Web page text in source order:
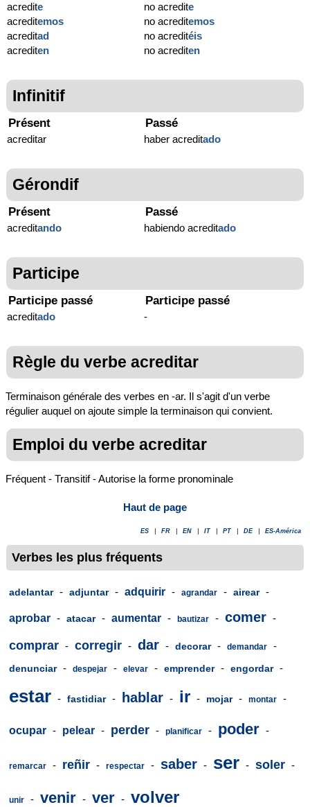
acredite
acreditemos
acreditad
acrediten
no acredite
no acreditemos
no acreditéis
no acrediten
Infinitif
Présent
acreditar
Passé
haber acreditado
Gérondif
Présent
acreditando
Passé
habiendo acreditado
Participe
Participe passé
acreditado
Participe passé
-
Règle du verbe acreditar
Terminaison générale des verbes en -ar. Il s'agit d'un verbe
régulier auquel on ajoute simple la terminaison qui convient.
Emploi du verbe acreditar
Fréquent - Transitif - Autorise la forme pronominale
Haut de page
ES FR EN IT PT DE ES-América
Verbes les plus fréquents
adelantar - adjuntar - adquirir - agrandar - airear -
aprobar - atacar - aumentar - bautizar - comer -
comprar - corregir - dar - decorar - demandar -
denunciar - despejar - elevar - emprender - engordar -
estar - fastidiar - hablar - ir - mojar - montar -
ocupar - pelear - perder - planificar - poder -
remarcar - reñir - respectar - saber - ser - soler -
unir - venir - ver - volver